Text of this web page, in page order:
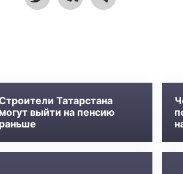
Татарстана
могут выйти на пенсию
раньше